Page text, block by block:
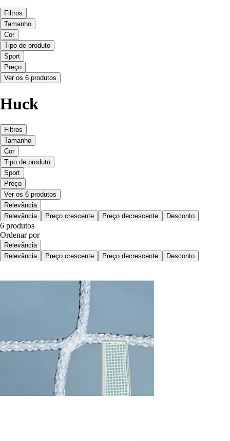
Filtros
Tamanho
Cor
Tipo de produto
Sport
Preço
Ver os 6 produtos
Huck
Filtros
Tamanho
Cor
Tipo de produto
Sport
Preço
Ver os 6 produtos
Relevância
Relevância
Preço crescente Preço decrescente Desconto
6 produtos
Ordenar por
Relevância
Relevância
Preço crescente Preço decrescente Desconto